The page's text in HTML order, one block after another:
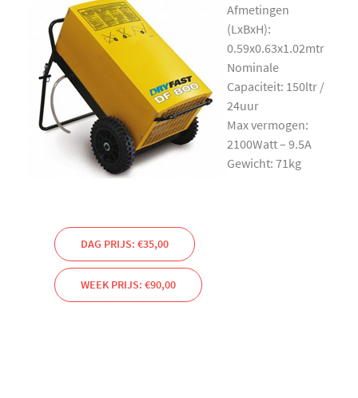
Afmetingen
(LxBxH):
0.59x0.63x1.02mtr
Nominale
Capaciteit: 150ltr /
24uur
Max vermogen:
2100Watt – 9.5A
Gewicht: 71kg
DAG PRIJS: €35,00
WEEK PRIJS: €90,00